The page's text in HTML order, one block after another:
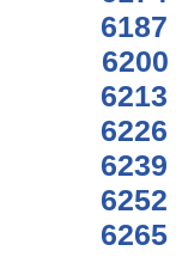
6187
6200
6213
6226
6239
6252
6265